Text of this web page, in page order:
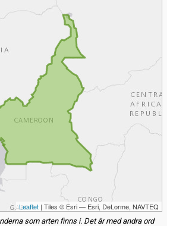
Leaflet | Tiles © Esri — Esri, DeLorme, NAVTEQ
som arten finns i. Det är med andra ord